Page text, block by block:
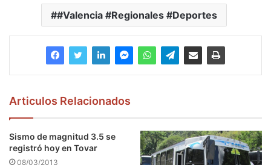
#Valencia #Regionales #Deportes
Articulos Relacionados
Sismo de magnitud 3.5 se
registró hoy en Tovar
08/03/2013